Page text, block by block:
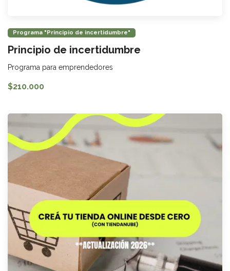
Programa "Principio de incertidumbre"
Principio de incertidumbre
Programa para emprendedores
$210.000